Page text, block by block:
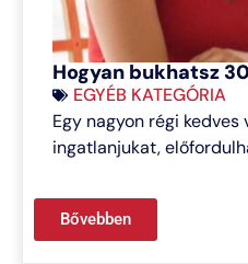
Hogyan bukhatsz
EGYÉB KATEGÓRIA
Egy nagyon régi
ingatlanjukat,
Bővebben